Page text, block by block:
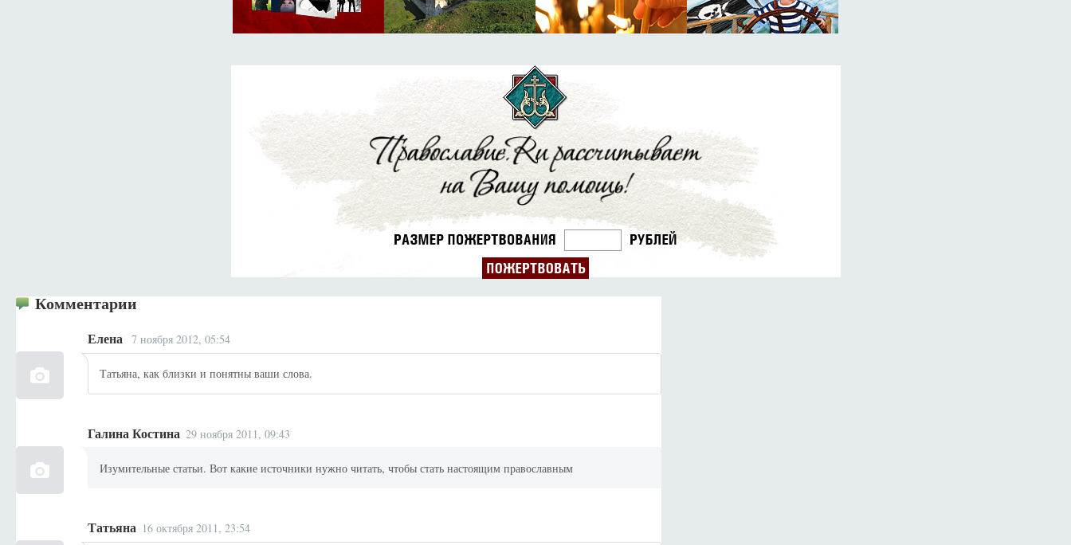
Комментарии
Елена 7 ноября 2012, 05:54
Татьяна, как близки и понятны ваши слова.
Галина Костина 29 ноября 2011, 09:43
Изумительные статьи. Вот какие источники нужно читать, чтобы стать настоящим православным
Татьяна 16 октября 2011, 23:54